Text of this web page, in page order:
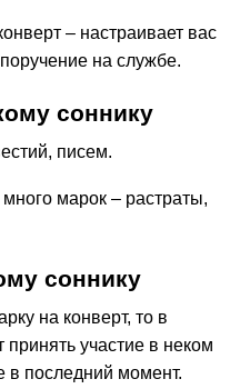
– настраивает вас
на службе.
соннику
писем.
марок – растраты,
соннику
на конверт, то в
участие в неком
в последний момент.